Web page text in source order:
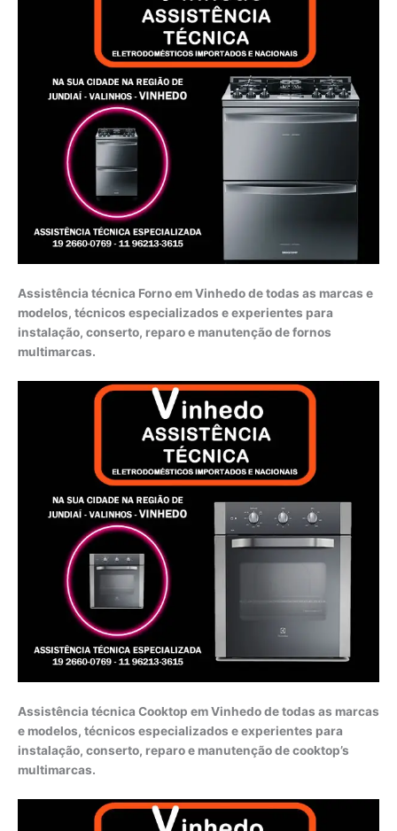
Assistência técnica Forno em Vinhedo de todas as marcas e
modelos, técnicos especializados e experientes para
instalação, conserto, reparo e manutenção de fornos
multimarcas.
Assistência técnica Cooktop em Vinhedo de todas as marcas
e modelos, técnicos especializados e experientes para
instalação, conserto, reparo e manutenção de cooktop’s
multimarcas.